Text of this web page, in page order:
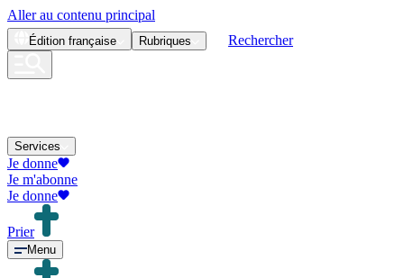
Aller au contenu principal
Édition française Rubriques Rechercher
Services
Je donne
Je m'abonne
Je donne
Prier
Menu